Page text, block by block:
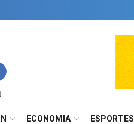
ECONOMIA ESPORTES